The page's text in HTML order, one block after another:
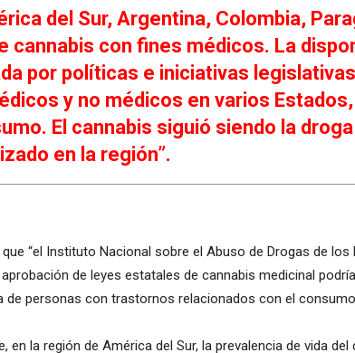
del Sur, Argentina, Colombia,
cannabis con fines médicos. La
por políticas e iniciativas
y no médicos en varios
El cannabis siguió siendo la
en la región”.
que “el Instituto Nacional sobre el Abuso de Drogas de
de leyes estatales de cannabis medicinal
de personas con trastornos relacionados con el consumo
en la región de América del Sur, la prevalencia de vida